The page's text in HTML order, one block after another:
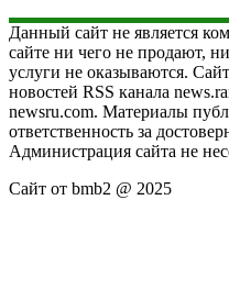
Данный сайт не является
сайте ни чего не продают,
услуги не оказываются.
новостей RSS канала
newsru.com. Материалы
ответственность за
Администрация сайта не
Сайт от bmb2 @ 2025